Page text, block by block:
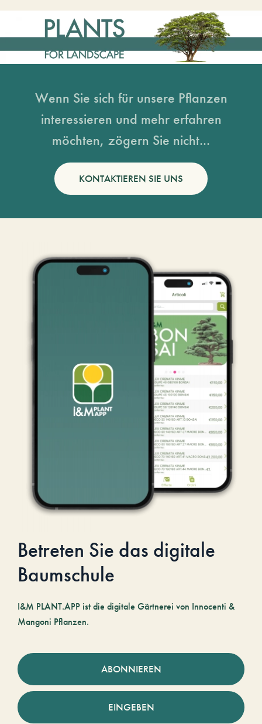
Wenn Sie sich für unsere Pflanzen
interessieren und mehr erfahren
möchten, zögern Sie nicht...
KONTAKTIEREN SIE UNS
Betreten Sie das digitale
Baumschule
I&M PLANT.APP ist die digitale Gärtnerei von Innocenti &
Mangoni Pflanzen.
ABONNIEREN
EINGEBEN